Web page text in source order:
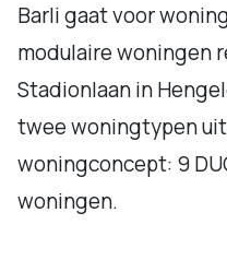
Barli gaat voor
modulaire woningen
Stadionlaan in
twee woningtypen
woningconcept: 9
woningen.